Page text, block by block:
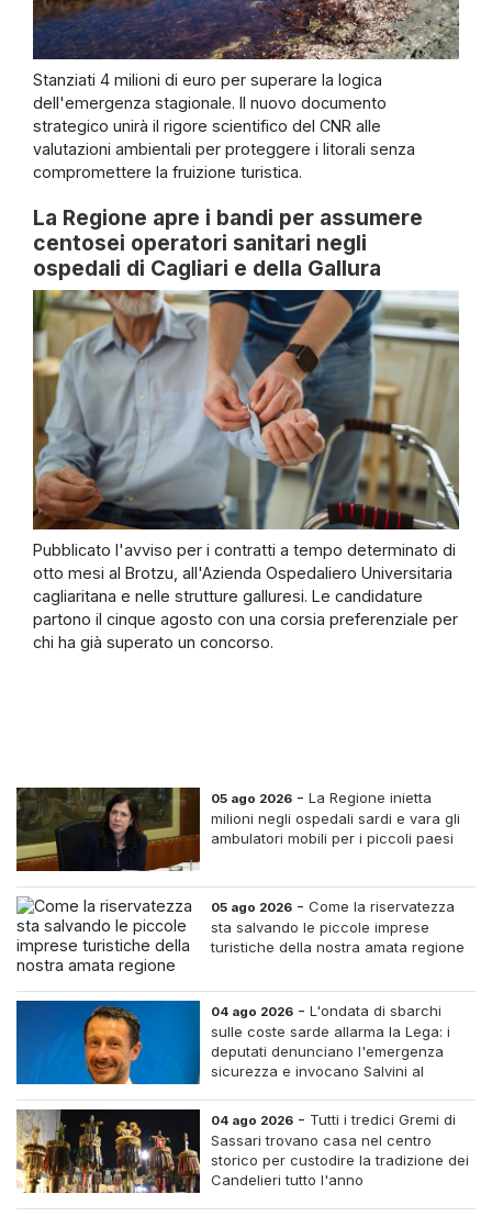
Stanziati 4 milioni di euro per superare la logica
dell'emergenza stagionale. Il nuovo documento
strategico unirà il rigore scientifico del CNR alle
valutazioni ambientali per proteggere i litorali senza
compromettere la fruizione turistica.
La Regione apre i bandi per assumere
centosei operatori sanitari negli
ospedali di Cagliari e della Gallura
Pubblicato l'avviso per i contratti a tempo determinato di
otto mesi al Brotzu, all'Azienda Ospedaliero Universitaria
cagliaritana e nelle strutture galluresi. Le candidature
partono il cinque agosto con una corsia preferenziale per
chi ha già superato un concorso.
05 ago 2026 -La Regione inietta
milioni negli ospedali sardi e vara gli
ambulatori mobili per i piccoli paesi
05 ago 2026 -Come la riservatezza
sta salvando le piccole imprese
turistiche della nostra amata regione
04 ago 2026 -L'ondata di sbarchi
sulle coste sarde allarma la Lega: i
deputati denunciano l'emergenza
sicurezza e invocano Salvini al
04 ago 2026 - Tutti i tredici Gremi di
Sassari trovano casa nel centro
storico per custodire la tradizione dei
Candelieri tutto l'anno